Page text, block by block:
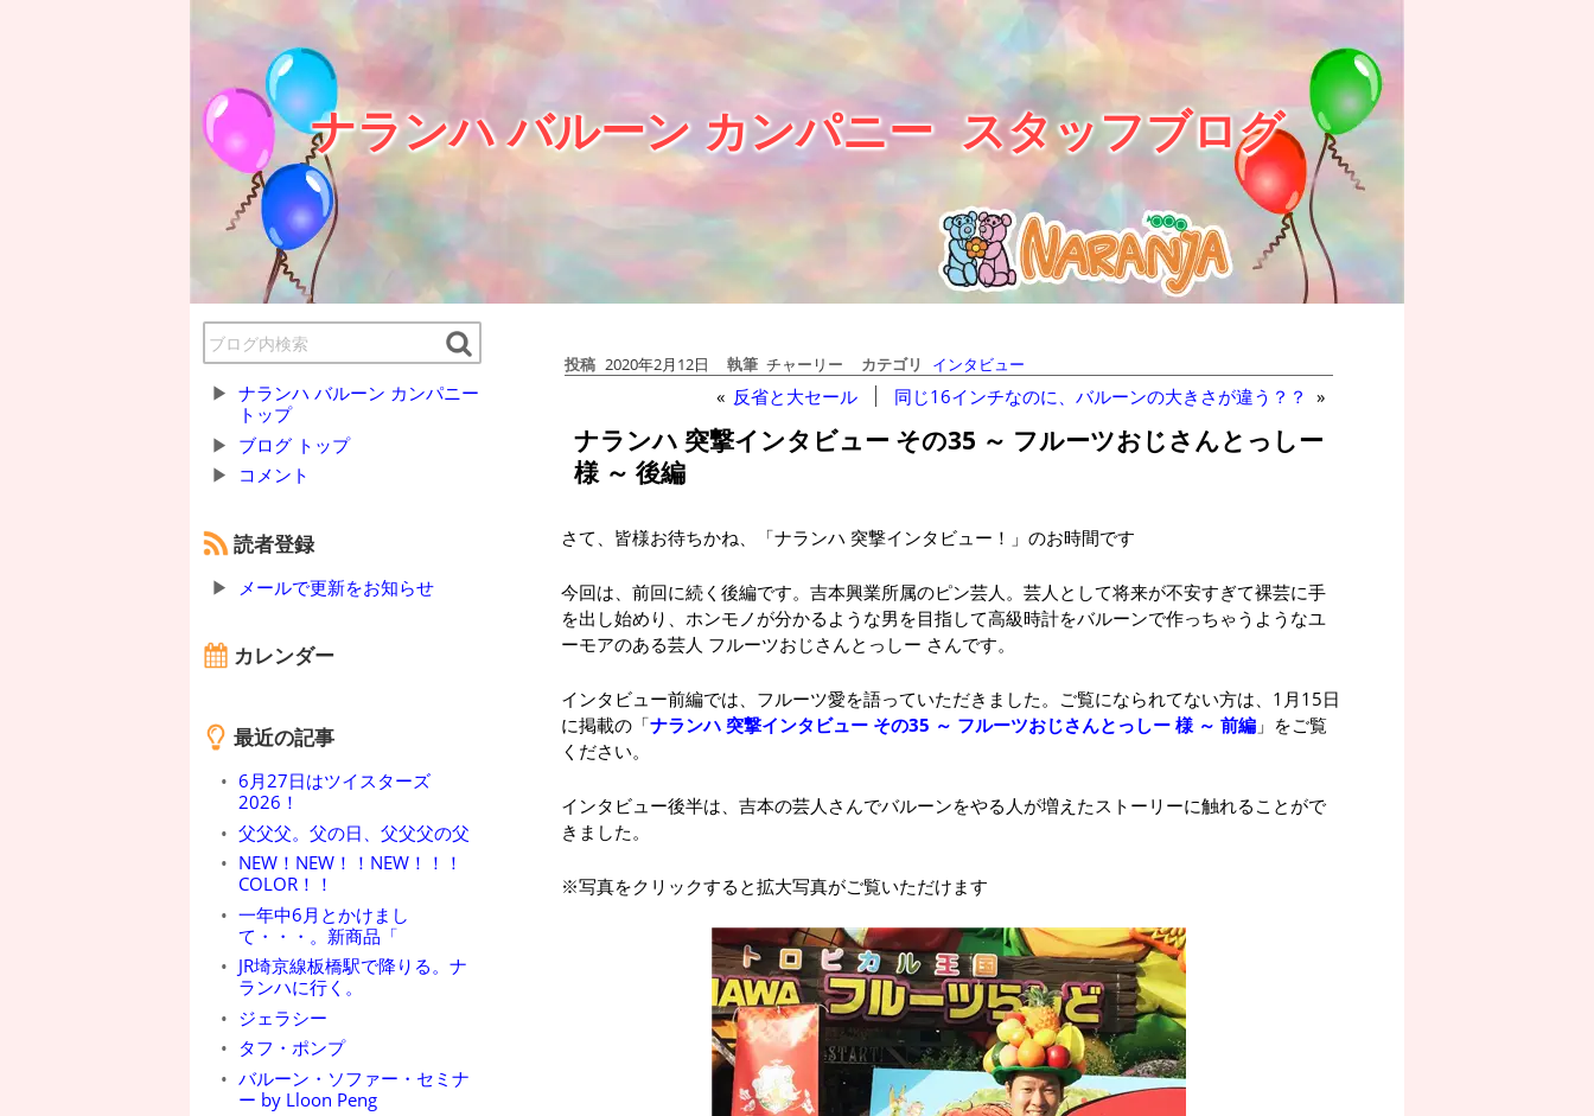
ナランハ バルーン カンパニー スタッフブログ
ナランハ バルーン カンパニー
トップ
ブログ トップ
コメント
読者登録
メールで更新をお知らせ
カレンダー
最近の記事
6月27日はツイスターズ
2026！
父父父。父の日、父父父の父
NEW！NEW！！NEW！！！
COLOR！！
一年中6月とかけまし
て・・・。新商品「
JR埼京線板橋駅で降りる。ナ
ランハに行く。
ジェラシー
タフ・ポンプ
バルーン・ソファー・セミナ
ー by Lloon Peng
投稿 2020年2月12日 執筆 チャーリー カテゴリ インタビュー
« 反省と大セール 同じ16インチなのに、バルーンの大きさが違う？？ »
ナランハ 突撃インタビュー その35 ～ フルーツおじさんとっしー
様 ～ 後編
さて、皆様お待ちかね、「ナランハ 突撃インタビュー！」のお時間です
今回は、前回に続く後編です。吉本興業所属のピン芸人。芸人として将来が不安すぎて裸芸に手
を出し始めり、ホンモノが分かるような男を目指して高級時計をバルーンで作っちゃうようなユ
ーモアのある芸人 フルーツおじさんとっしー さんです。
インタビュー前編では、フルーツ愛を語っていただきました。ご覧になられてない方は、1月15日
に掲載の「ナランハ 突撃インタビュー その35 ～ フルーツおじさんとっしー 様 ～ 前編 」をご覧
ください。
インタビュー後半は、吉本の芸人さんでバルーンをやる人が増えたストーリーに触れることがで
きました。
※写真をクリックすると拡大写真がご覧いただけます